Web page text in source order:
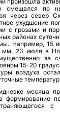
смещался по
через север
ухудшение
с грозами и
районах
Например, 15
мм, 23 июля в
за
15-20
воздуха
месяца
формирование